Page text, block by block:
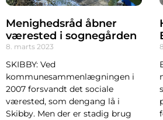
Menighedsråd åbner
værested i sognegården
8. marts 2023
SKIBBY: Ved
kommunesammenlægningen i
2007 forsvandt det sociale
værested, som dengang lå i
Skibby. Men der er stadig brug